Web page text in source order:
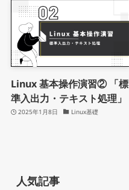
Linux 基本操作演習② 「標
準入出力・テキスト処理」
2025年1月8日 Linux基礎
人気記事